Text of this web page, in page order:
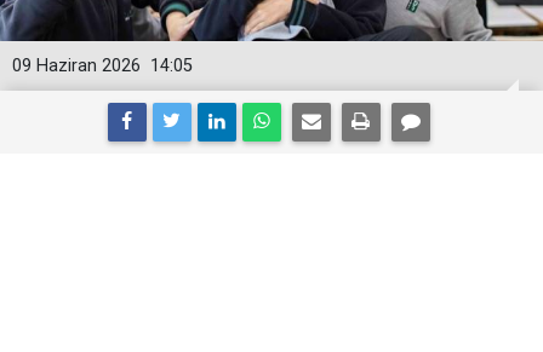
14:05
09 Haziran 2026